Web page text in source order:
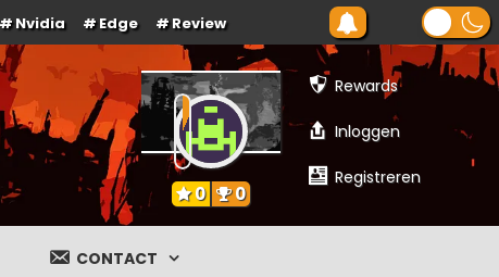
Nvidia Edge Review
Rewards
Inloggen
Registreren
0 0
CONTACT